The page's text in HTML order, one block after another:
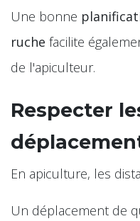
Une bonne
ruche facilite
de l'apiculteur.
Respecter
En apiculture, les
Un déplacement de